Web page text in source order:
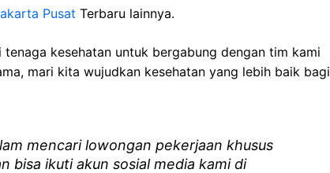
Pusat Terbaru lainnya.
tenaga kesehatan untuk bergabung dengan tim kami
mari kita wujudkan kesehatan yang lebih baik bagi
mencari lowongan pekerjaan khusus
bisa ikuti akun sosial media kami di